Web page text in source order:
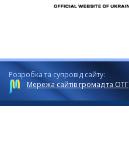
Розробка та супровід сайту:
Мережа сайтів громад та ОТГ